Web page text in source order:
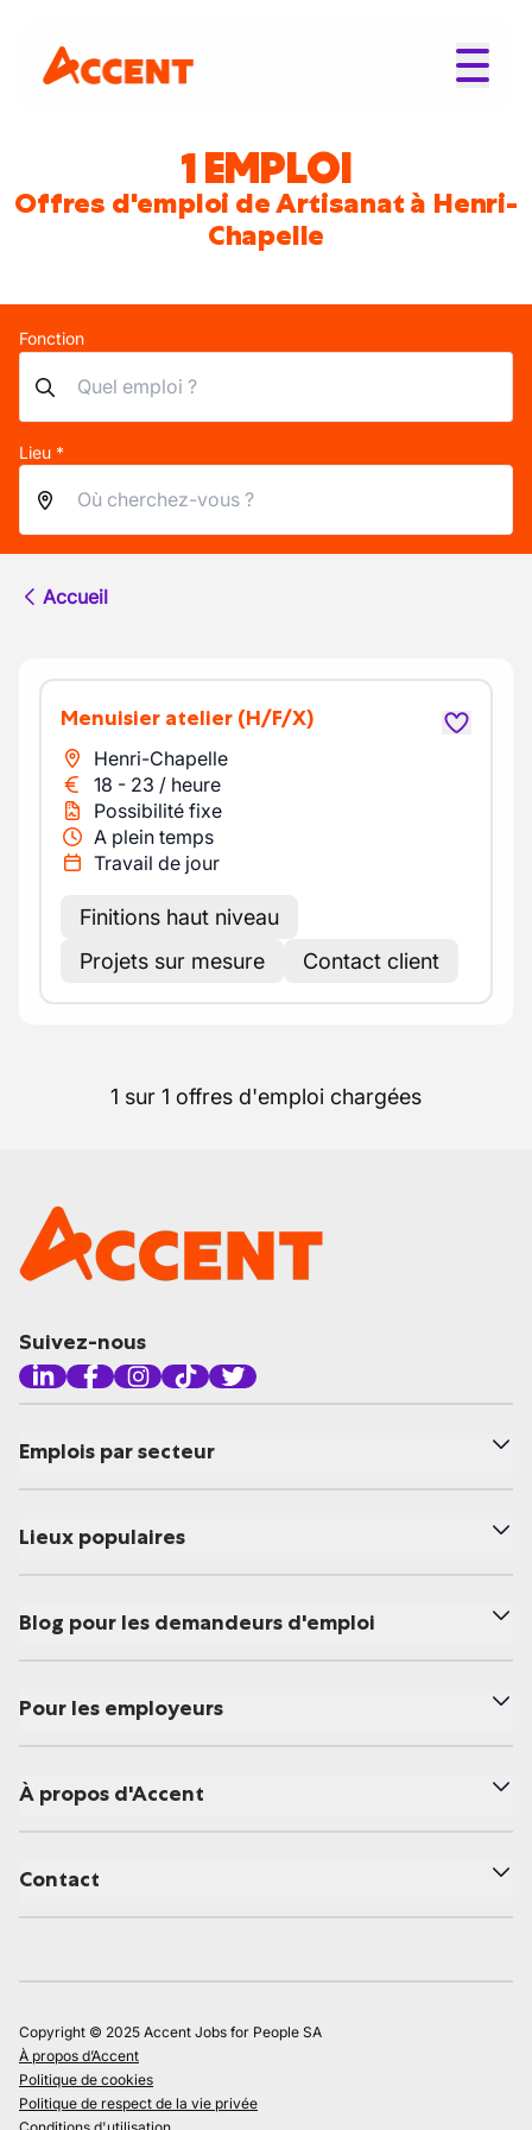
1 EMPLOI
Offres d'emploi de Artisanat à Henri-
Chapelle
Fonction
Lieu *
Accueil
Menuisier atelier (H/F/X)
Henri-Chapelle
18 - 23 / heure
Possibilité fixe
A plein temps
Travail de jour
Finitions haut niveau
Projets sur mesure
Contact client
1 sur 1 offres d'emploi chargées
Suivez-nous
Emplois par secteur
Lieux populaires
Blog pour les demandeurs d'emploi
Pour les employeurs
À propos d'Accent
Contact
Copyright © 2025 Accent Jobs for People SA
À propos d’Accent
Politique de cookies
Politique de respect de la vie privée